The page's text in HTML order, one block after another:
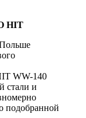
HIT
WW-140
стали и
подобранной